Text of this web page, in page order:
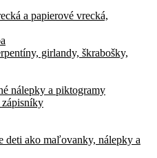
a papierové vrecká,
girlandy, škrabošky,
nálepky a piktogramy
deti ako maľovanky, nálepky a